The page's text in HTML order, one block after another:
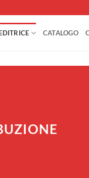
CATALOGO